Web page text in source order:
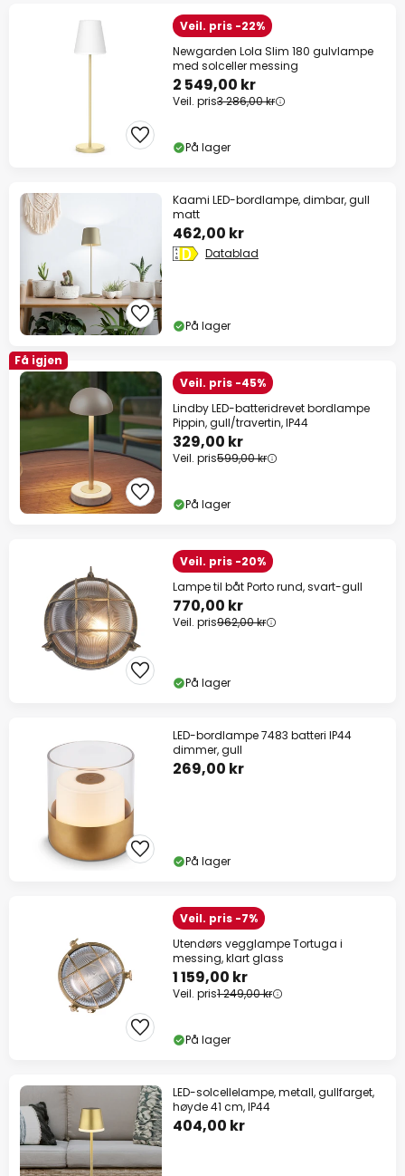
Veil. pris -22%
Newgarden Lola Slim 180 gulvlampe
med solceller messing
2 549,00 kr
Veil. pris3 286,00 kr
På lager
Kaami LED-bordlampe, dimbar, gull
matt
462,00 kr
Datablad
På lager
Få igjen
Veil. pris -45%
Lindby LED-batteridrevet bordlampe
Pippin, gull/travertin, IP44
329,00 kr
Veil. pris599,00 kr
På lager
Veil. pris -20%
Lampe til båt Porto rund, svart-gull
770,00 kr
Veil. pris962,00 kr
På lager
LED-bordlampe 7483 batteri IP44
dimmer, gull
269,00 kr
På lager
Veil. pris -7%
Utendørs vegglampe Tortuga i
messing, klart glass
1 159,00 kr
Veil. pris1 249,00 kr
På lager
LED-solcellelampe, metall, gullfarget,
høyde 41 cm, IP44
404,00 kr